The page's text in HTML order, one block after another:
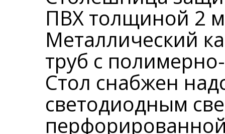
ПВХ толщиной 2
Металлический
труб с
Стол снабжен
светодиодным